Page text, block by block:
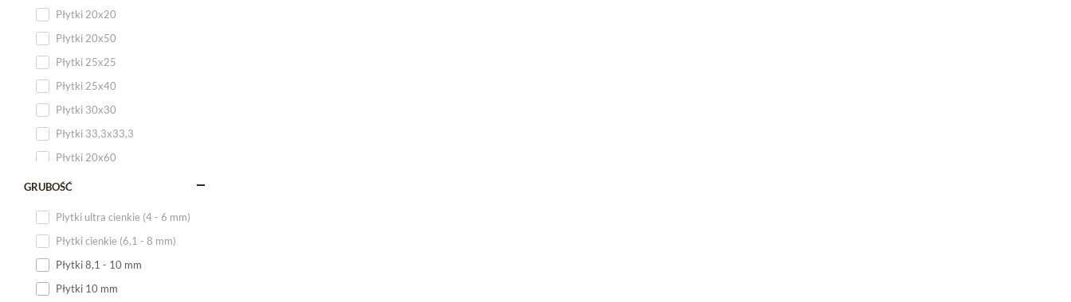
Płytki 20x20
Płytki 20x50
Płytki 25x25
Płytki 25x40
Płytki 30x30
Płytki 33,3x33,3
Płytki 20x60
Płytki 20x120
GRUBOŚĆ
Plytki ultra cienkie (4 - 6 mm)
Płytki cienkie (6,1 - 8 mm)
Płytki 8,1 - 10 mm
Płytki 10 mm